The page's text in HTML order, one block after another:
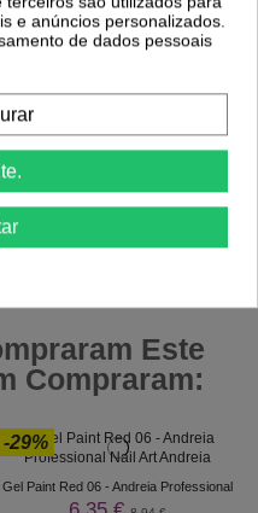
Este
Compraram:
-29%
Gel Paint Red 06 - Andreia Professional
e anúncios personalizados.
de dados pessoais